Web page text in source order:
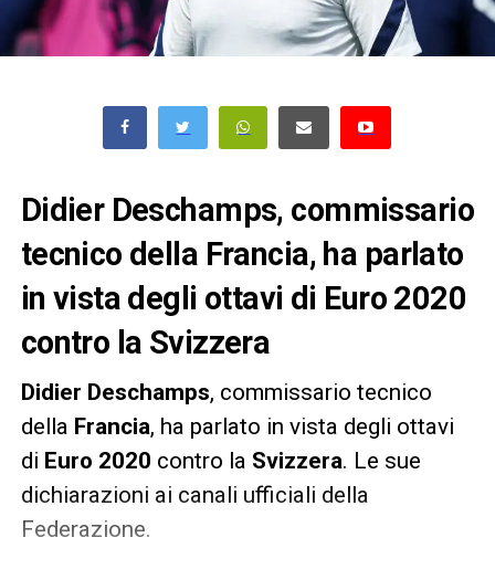
Didier Deschamps, commissario
tecnico della Francia, ha parlato
in vista degli ottavi di Euro 2020
contro la Svizzera
Didier Deschamps, commissario tecnico
della Francia, ha parlato in vista degli ottavi
di Euro 2020 contro la Svizzera. Le sue
dichiarazioni ai canali ufficiali della
Federazione.